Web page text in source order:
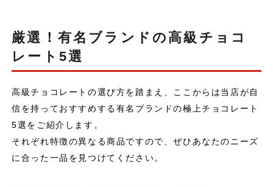
厳選！有名ブランドの高級チョコ
レート5選
高級チョコレートの選び方を踏まえ、ここからは当店が自
信を持っておすすめする有名ブランドの極上チョコレート
5選をご紹介します。
それぞれ特徴の異なる商品ですので、ぜひあなたのニーズ
に合った一品を見つけてください。